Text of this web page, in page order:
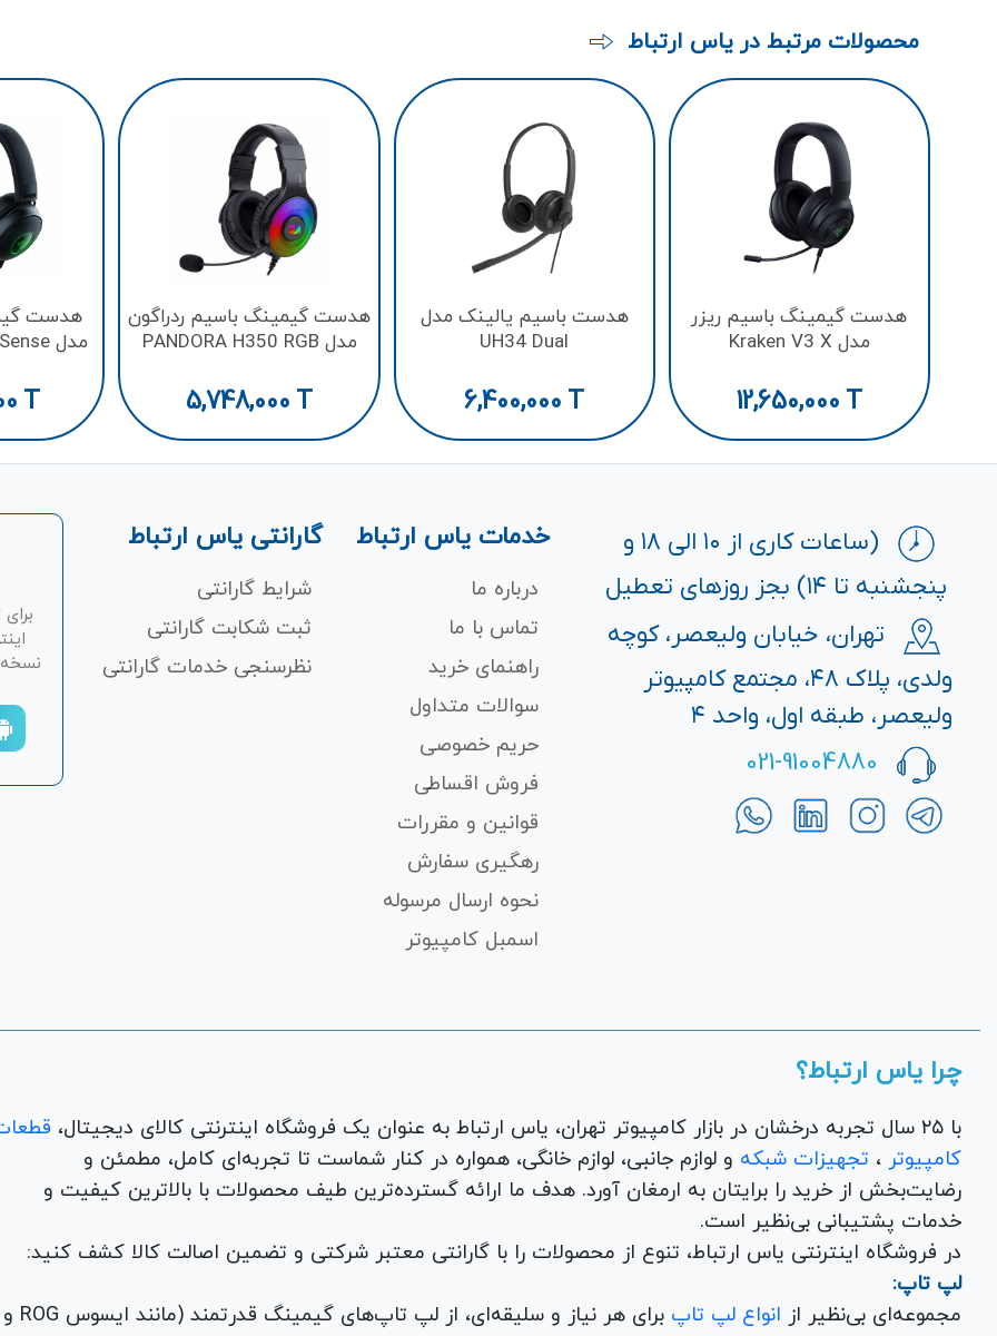
محصولات مرتبط در یاس ارتباط
هدست گیمینگ باسیم ریزر
مدل Kraken V3 X
12,650,000 T
هدست باسیم یالینک مدل
UH34 Dual
6,400,000 T
هدست گیمینگ باسیم ردراگون
مدل PANDORA H350 RGB
5,748,000 T
هدست
مدل Kraken V3 HyperSense
T
(ساعات کاری از ۱۰ الی ۱۸ و
پنجشنبه تا ۱۴) بجز روزهای تعطیل
تهران، خیابان ولیعصر، کوچه
ولدی، پلاک ۴۸، مجتمع کامپیوتر
ولیعصر، طبقه اول، واحد ۴
021-91004880
خدمات یاس ارتباط
درباره ما
تماس با ما
راهنمای خرید
سوالات متداول
حریم خصوصی
فروش اقساطی
قوانین و مقررات
رهگیری سفارش
نحوه ارسال مرسوله
اسمبل کامپیوتر
گارانتی یاس ارتباط
شرایط گارانتی
ثبت شکابت‌ گارانتی
نظرسنجی خدمات گارانتی
نسخه
چرا یاس ارتباط؟
با ۲۵ سال تجربه درخشان در بازار کامپیوتر تهران، یاس ارتباط به عنوان یک فروشگاه اینترنتی کالای دیجیتال،
کامپیوتر ، تجهیزات شبکه
و لوازم جانبی، لوازم خانگی، همواره در کنار شماست تا تجربه‌ای کامل، مطمئن و
رضایت‌بخش از خرید را برایتان به ارمغان آورد. هدف ما ارائه گسترده‌ترین طیف محصولات با بالاترین کیفیت و
خدمات پشتیبانی بی‌نظیر است.
در فروشگاه اینترنتی یاس ارتباط، تنوع از محصولات را با گارانتی معتبر شرکتی و تضمین اصالت کالا کشف کنید:
لپ تاپ:
مجموعه‌ای بی‌نظیر از انواع لپ تاپ
برای هر نیاز و سلیقه‌ای، از لپ تاپ‌های گیمینگ قدرتمند (مانند ایسوس ROG و